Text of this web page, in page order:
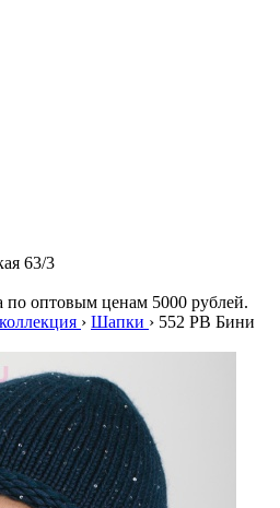
63/3
по оптовым ценам 5000 рублей.
› Шапки › 552 PB Бини